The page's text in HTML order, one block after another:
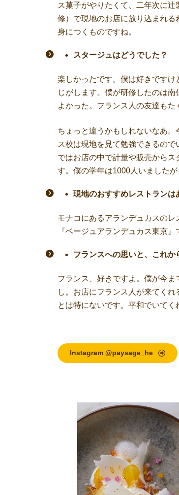
ス菓子がやりたくて、二年次に
修）で現地のお店に放り込まれ
身につくものですね。
スタージュはどうでした？
楽しかったです。僕は好きです
じがします。僕が研修したのは
よかった。フランス人の友達も
ちょっと違うかもしれないなあ
ス校は現地を見て勉強できるの
ではお店の中で計量や販売から
す。僕の学年は1000人いました
現地のおすすめレストランは
モナコにあるアランデュカスのレ
『ベージュアランデュカス東京
フランスへの思いと、これか
フランス、好きですよ。僕が今
し。お店にフランス人が来てく
とは特にないです。平和でいてく
Instagram @paysage_he